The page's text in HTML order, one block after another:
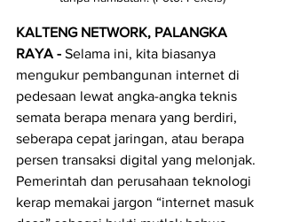
KALTENG NETWORK, PALANGKA
RAYA - Selama ini, kita biasanya
mengukur pembangunan internet di
pedesaan lewat angka-angka teknis
semata berapa menara yang berdiri,
seberapa cepat jaringan, atau berapa
persen transaksi digital yang melonjak.
Pemerintah dan perusahaan teknologi
kerap memakai jargon “internet masuk